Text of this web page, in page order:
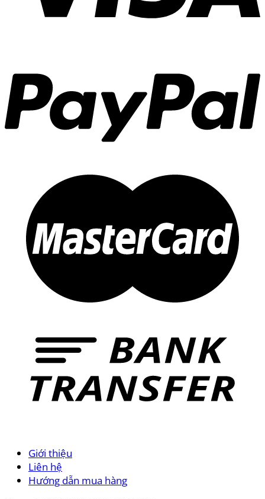
Hướng dẫn mua hàng
Copyright 2026 ©